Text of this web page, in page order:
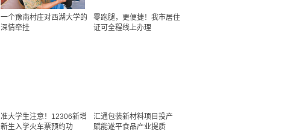
一个豫南村庄对西湖大学的
深情牵挂
零跑腿，更便捷！我市居住
证可全程线上办理
准大学生注意！12306新增
新生入学火车票预约功
汇通包装新材料项目投产
赋能遂平食品产业提质